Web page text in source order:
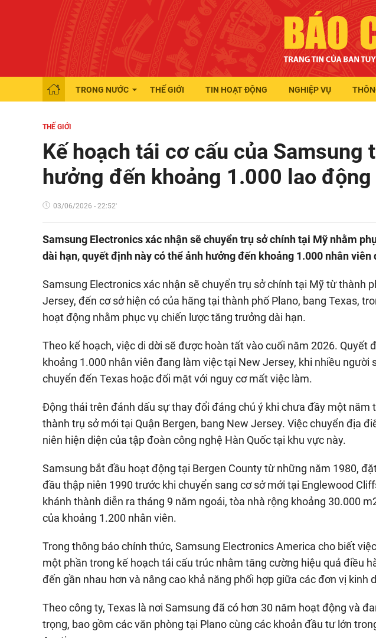
TRONG NƯỚC THẾ GIỚI TIN HOẠT ĐỘNG NGHIỆP VỤ
THẾ GIỚI
Kế hoạch tái cơ cấu của Samsung
hưởng đến khoảng 1.000 lao động
03/06/2026 - 22:52'
Samsung Electronics xác nhận sẽ chuyển trụ sở chính tại Mỹ nhằm
dài hạn, quyết định này có thể ảnh hưởng đến khoảng 1.000 nhân
Samsung Electronics xác nhận sẽ chuyển trụ sở chính tại Mỹ từ thành
Jersey, đến cơ sở hiện có của hãng tại thành phố Plano, bang Texas,
hoạt động nhằm phục vụ chiến lược tăng trưởng dài hạn.
Theo kế hoạch, việc di dời sẽ được hoàn tất vào cuối năm 2026. Quyết
khoảng 1.000 nhân viên đang làm việc tại New Jersey, khi nhiều người
chuyển đến Texas hoặc đối mặt với nguy cơ mất việc làm.
Động thái trên đánh dấu sự thay đổi đáng chú ý khi chưa đầy một năm
thành trụ sở mới tại Quận Bergen, bang New Jersey. Việc chuyển địa
niên hiện diện của tập đoàn công nghệ Hàn Quốc tại khu vực này.
Samsung bắt đầu hoạt động tại Bergen County từ những năm 1980,
đầu thập niên 1990 trước khi chuyển sang cơ sở mới tại Englewood
khánh thành diễn ra tháng 9 năm ngoái, tòa nhà rộng khoảng 30.000
của khoảng 1.200 nhân viên.
Trong thông báo chính thức, Samsung Electronics America cho biết
một phần trong kế hoạch tái cấu trúc nhằm tăng cường hiệu quả điều
đến gần nhau hơn và nâng cao khả năng phối hợp giữa các đơn vị kinh
Theo công ty, Texas là nơi Samsung đã có hơn 30 năm hoạt động và
trọng, bao gồm các văn phòng tại Plano cùng các khoản đầu tư lớn